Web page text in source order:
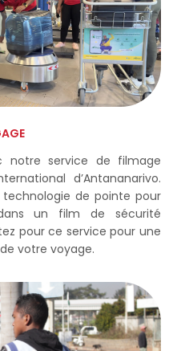
notre service de filmage
d’Antananarivo.
de pointe pour
un film de sécurité
pour ce service pour une
votre voyage.